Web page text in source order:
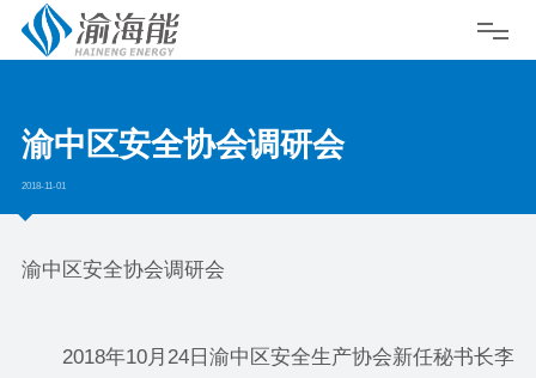
渝中区安全协会调研会
2018-11-01
渝中区安全协会调研会
2018年10月24日渝中区安全生产协会新任秘书长李